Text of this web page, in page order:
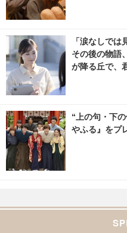
「涙なしで
その後の物語
が降る丘で、
“上の句・下
やふる』をプ